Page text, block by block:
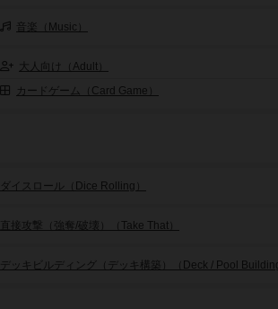
音楽（Music）
大人向け（Adult）
カードゲーム（Card Game）
ダイスロール（Dice Rolling）
直接攻撃（強奪/破壊）（Take That）
デッキビルディング（デッキ構築）（Deck / Pool Building